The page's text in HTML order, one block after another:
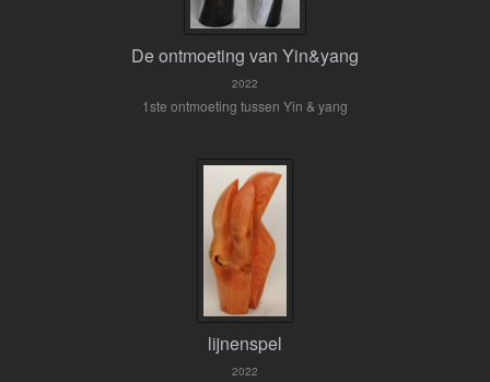
De ontmoeting van Yin&yang
2022
1ste ontmoeting tussen Yin & yang
lijnenspel
2022